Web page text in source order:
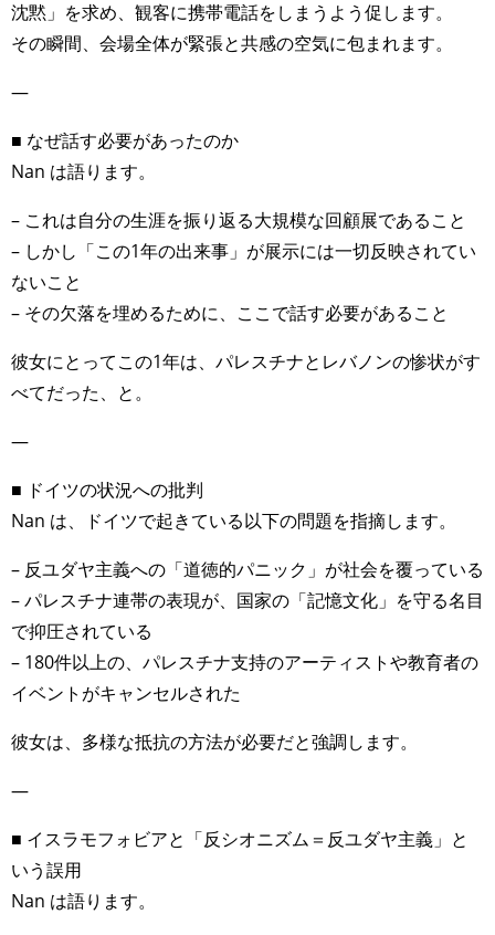
沈黙」を求め、観客に携帯電話をしまうよう促します。
その瞬間、会場全体が緊張と共感の空気に包まれます。
—
■ なぜ話す必要があったのか
Nan は語ります。
– これは自分の生涯を振り返る大規模な回顧展であること
– しかし「この1年の出来事」が展示には一切反映されてい
ないこと
– その欠落を埋めるために、ここで話す必要があること
彼女にとってこの1年は、パレスチナとレバノンの惨状がす
べてだった、と。
—
■ ドイツの状況への批判
Nan は、ドイツで起きている以下の問題を指摘します。
– 反ユダヤ主義への「道徳的パニック」が社会を覆っている
– パレスチナ連帯の表現が、国家の「記憶文化」を守る名目
で抑圧されている
– 180件以上の、パレスチナ支持のアーティストや教育者の
イベントがキャンセルされた
彼女は、多様な抵抗の方法が必要だと強調します。
—
■ イスラモフォビアと「反シオニズム＝反ユダヤ主義」と
いう誤用
Nan は語ります。